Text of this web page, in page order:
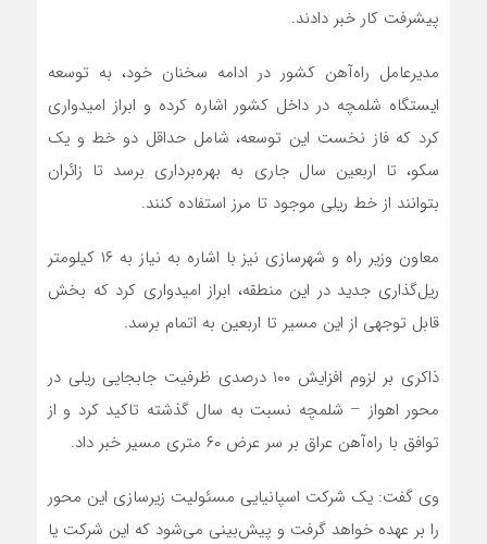
پیشرفت کار خبر دادند.
مدیرعامل راه‌آهن کشور در ادامه سخنان خود، به توسعه
ایستگاه شلمچه در داخل کشور اشاره کرده و ابراز امیدواری
کرد که فاز نخست این توسعه، شامل حداقل دو خط و یک
سکو، تا اربعین سال جاری به بهره‌برداری برسد تا زائران
بتوانند از خط ریلی موجود تا مرز استفاده کنند.
معاون وزیر راه و شهرسازی نیز با اشاره به نیاز به ۱۶ کیلومتر
ریل‌گذاری جدید در این منطقه، ابراز امیدواری کرد که بخش
قابل توجهی از این مسیر تا اربعین به اتمام برسد.
ذاکری بر لزوم افزایش ۱۰۰ درصدی ظرفیت جابجایی ریلی در
محور اهواز – شلمچه نسبت به سال گذشته تاکید کرد و از
توافق با راه‌آهن عراق بر سر عرض ۶۰ متری مسیر خبر داد.
وی گفت: یک شرکت اسپانیایی مسئولیت زیرسازی این محور
را بر عهده خواهد گرفت و پیش‌بینی می‌شود که این شرکت یا